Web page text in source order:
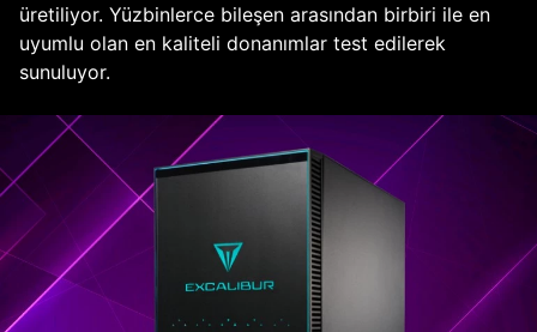
üretiliyor. Yüzbinlerce bileşen arasından birbiri ile en
uyumlu olan en kaliteli donanımlar test edilerek
sunuluyor.